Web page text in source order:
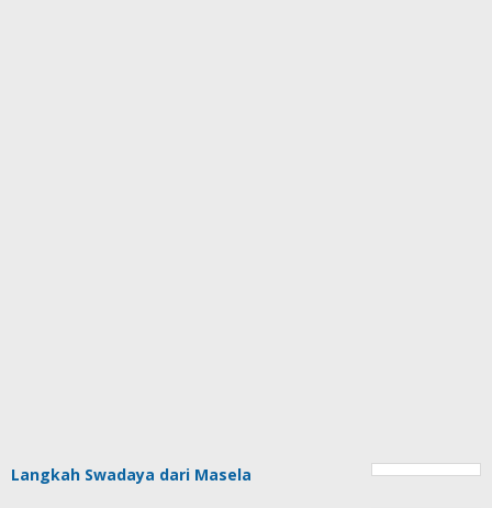
Langkah Swadaya dari Masela